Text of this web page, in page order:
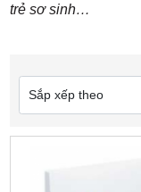
trẻ sơ sinh…